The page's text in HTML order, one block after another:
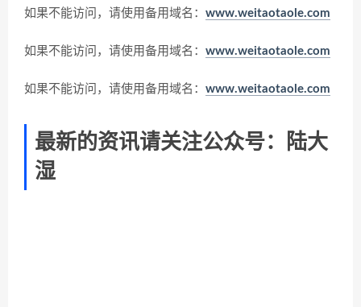
如果不能访问，请使用备用域名： www.weitaotaole.com
如果不能访问，请使用备用域名： www.weitaotaole.com
如果不能访问，请使用备用域名： www.weitaotaole.com
最新的资讯请关注公众号：陆大
湿